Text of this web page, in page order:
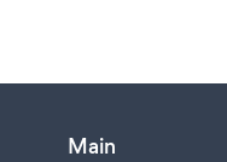
Main